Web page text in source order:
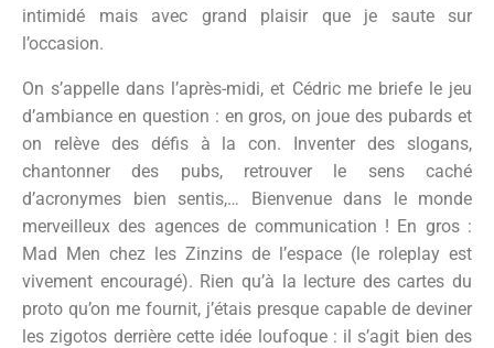
intimidé mais avec grand plaisir que je saute sur
l’occasion.
On s’appelle dans l’après-midi, et Cédric me briefe le jeu
d’ambiance en question : en gros, on joue des pubards et
on relève des défis à la con. Inventer des slogans,
chantonner des pubs, retrouver le sens caché
d’acronymes bien sentis,… Bienvenue dans le monde
merveilleux des agences de communication ! En gros :
Mad Men chez les Zinzins de l’espace (le roleplay est
vivement encouragé). Rien qu’à la lecture des cartes du
proto qu’on me fournit, j’étais presque capable de deviner
les zigotos derrière cette idée loufoque : il s’agit bien des